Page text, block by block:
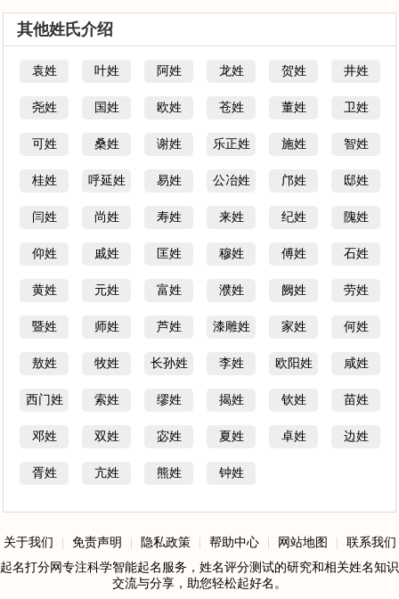
其他姓氏介绍
袁姓 叶姓 阿姓 龙姓 贺姓 井姓
尧姓 国姓 欧姓 苍姓 董姓 卫姓
可姓 桑姓 谢姓 乐正姓 施姓 智姓
桂姓 呼延姓 易姓 公冶姓 邝姓 邸姓
闫姓 尚姓 寿姓 来姓 纪姓 隗姓
仰姓 戚姓 匡姓 穆姓 傅姓 石姓
黄姓 元姓 富姓 濮姓 阙姓 劳姓
暨姓 师姓 芦姓 漆雕姓 家姓 何姓
敖姓 牧姓 长孙姓 李姓 欧阳姓 咸姓
西门姓 索姓 缪姓 揭姓 钦姓 苗姓
邓姓 双姓 宓姓 夏姓 卓姓 边姓
胥姓 亢姓 熊姓 钟姓
关于我们 免责声明 隐私政策 帮助中心 网站地图
联系我们
起名打分网专注科学智能起名服务，姓名评分测试的研究和相关姓名知识
交流与分享，助您轻松起好名。